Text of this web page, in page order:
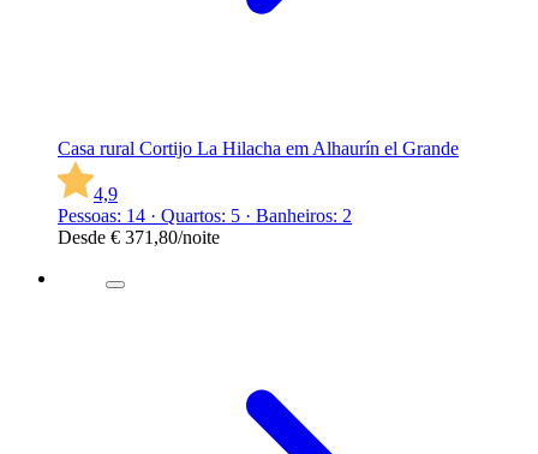
Casa rural Cortijo La Hilacha em Alhaurín el Grande
4,9
Pessoas: 14 · Quartos: 5 · Banheiros: 2
Desde € 371,80/noite